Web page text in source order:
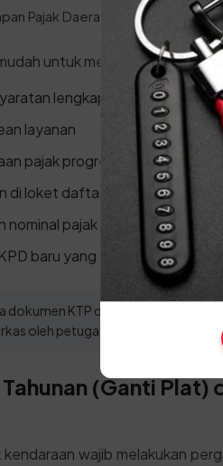
Pajak Daerah) Asli yang lama
untuk melakukan
lengkap ke kantor
layanan
pajak progresif
loket daftar ulang 1 tahun
nominal pajak di loket
baru yang telah disahkan
KTP dan STNK asli yang
oleh petugas di loket
(Ganti Plat)
wajib melakukan